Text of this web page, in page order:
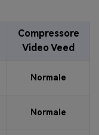
Compressore
Video Veed
Normale
Normale